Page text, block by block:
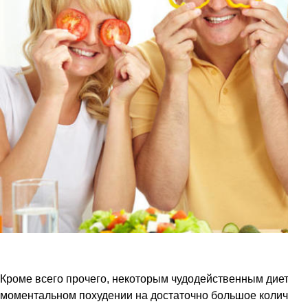
Кроме всего прочего, некоторым чудодейственным
моментальном похудении на достаточно большое